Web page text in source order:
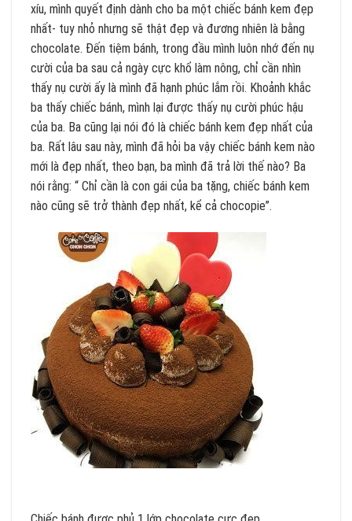
xíu, mình quyết định dành cho ba một chiếc bánh kem đẹp
nhất- tuy nhỏ nhưng sẽ thật đẹp và đương nhiên là bằng
chocolate. Đến tiệm bánh, trong đầu mình luôn nhớ đến nụ
cười của ba sau cả ngày cực khổ làm nông, chỉ cần nhìn
thấy nụ cười ấy là mình đã hạnh phúc lắm rồi. Khoảnh khắc
ba thấy chiếc bánh, mình lại được thấy nụ cười phúc hậu
của ba. Ba cũng lại nói đó là chiếc bánh kem đẹp nhất của
ba. Rất lâu sau này, mình đã hỏi ba vậy chiếc bánh kem nào
mới là đẹp nhất, theo bạn, ba mình đã trả lời thế nào? Ba
nói rằng: “ Chỉ cần là con gái của ba tặng, chiếc bánh kem
nào cũng sẽ trở thành đẹp nhất, kể cả chocopie”.